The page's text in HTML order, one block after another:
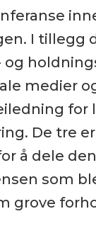
I tillegg
og
medier
for
De tre
å dele
som
grove